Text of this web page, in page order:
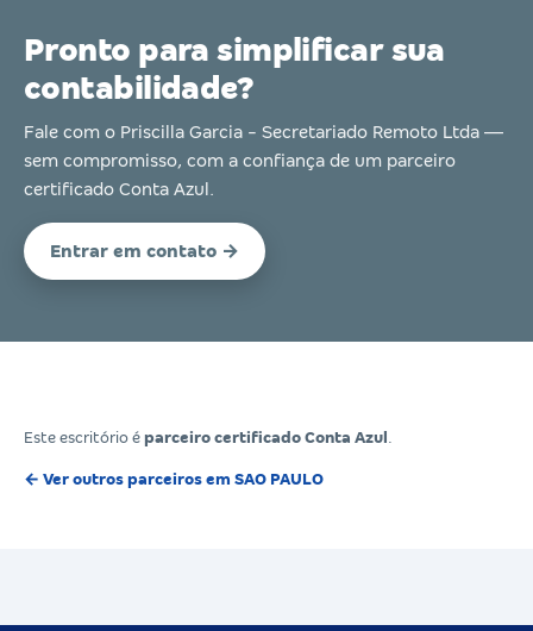
Pronto para simplificar sua
contabilidade?
Fale com o Priscilla Garcia - Secretariado Remoto Ltda —
sem compromisso, com a confiança de um parceiro
certificado Conta Azul.
Entrar em contato →
Este escritório é parceiro certificado Conta Azul
← Ver outros parceiros em SAO PAULO